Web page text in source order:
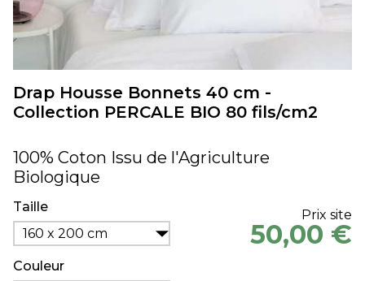
Drap Housse Bonnets 40 cm -
Collection PERCALE BIO 80 fils/cm2
100% Coton Issu de l'Agriculture
Biologique
Taille
160 x 200 cm
Couleur
Prix site
50,00 €